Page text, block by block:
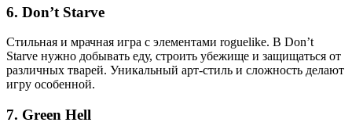
6. Don’t Starve
Стильная и мрачная игра с элементами roguelike. В Don’t
Starve нужно добывать еду, строить убежище и защищаться от
различных тварей. Уникальный арт-стиль и сложность делают
игру особенной.
7. Green Hell